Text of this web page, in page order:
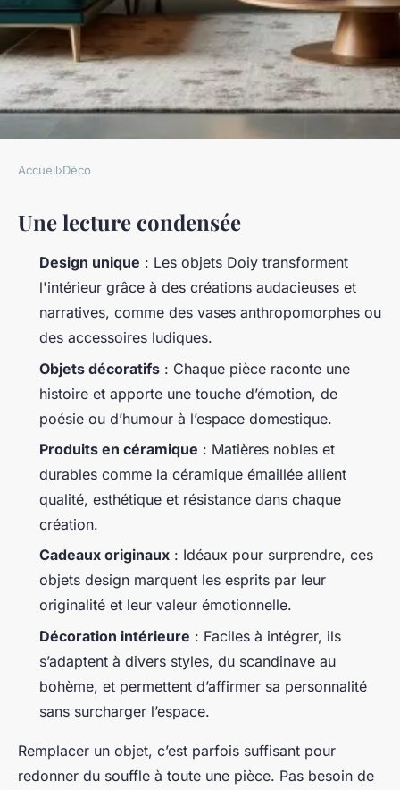
Doiy : la marque de design
espagnol aux idees originales
Camil•13/05/2026 12:01•10 min de lecture
Accueil›Déco
Une lecture condensée
Design unique : Les objets Doiy transforment
l'intérieur grâce à des créations audacieuses et
narratives, comme des vases anthropomorphes ou
des accessoires ludiques.
Objets décoratifs : Chaque pièce raconte une
histoire et apporte une touche d’émotion, de
poésie ou d’humour à l’espace domestique.
Produits en céramique : Matières nobles et
durables comme la céramique émaillée allient
qualité, esthétique et résistance dans chaque
création.
Cadeaux originaux : Idéaux pour surprendre, ces
objets design marquent les esprits par leur
originalité et leur valeur émotionnelle.
Décoration intérieure : Faciles à intégrer, ils
s’adaptent à divers styles, du scandinave au
bohème, et permettent d’affirmer sa personnalité
sans surcharger l’espace.
Remplacer un objet, c’est parfois suffisant pour
redonner du souffle à toute une pièce. Pas besoin de